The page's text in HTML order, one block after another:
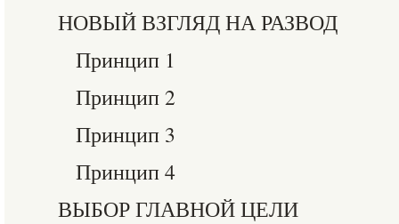
НОВЫЙ ВЗГЛЯД НА РАЗВОД
Принцип 1
Принцип 2
Принцип 3
Принцип 4
ВЫБОР ГЛАВНОЙ ЦЕЛИ